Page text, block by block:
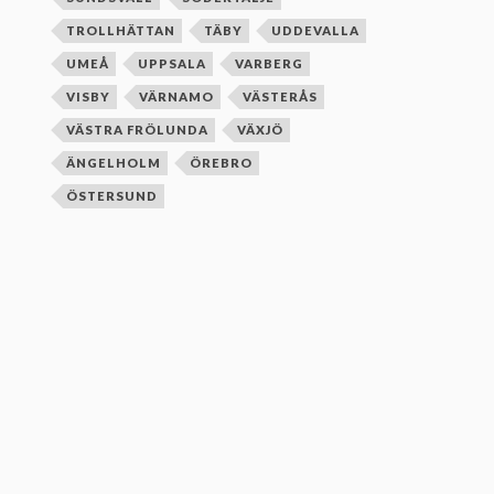
TROLLHÄTTAN TÄBY UDDEVALLA
UMEÅ UPPSALA VARBERG
VISBY VÄRNAMO VÄSTERÅS
VÄSTRA FRÖLUNDA VÄXJÖ
ÄNGELHOLM ÖREBRO
ÖSTERSUND